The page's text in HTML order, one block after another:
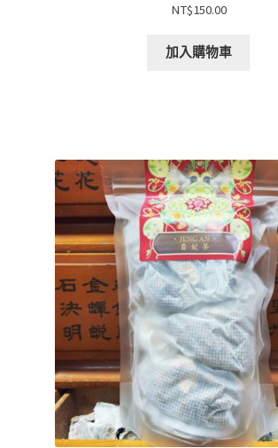
NT$150.00
加入購物車